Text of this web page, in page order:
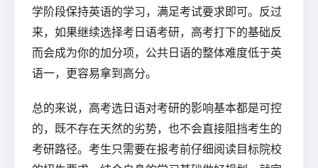
学阶段保持英语的学习，满足考试要求即可。反过
来，如果继续选择考日语考研，高考打下的基础反
而会成为你的加分项，公共日语的整体难度低于英
语一，更容易拿到高分。
总的来说，高考选日语对考研的影响基本都是可控
的，既不存在天然的劣势，也不会直接阻挡考生的
考研路径。考生只需要在报考前仔细阅读目标院校